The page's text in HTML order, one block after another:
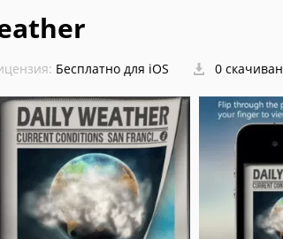
Бесплатно для iOS 0